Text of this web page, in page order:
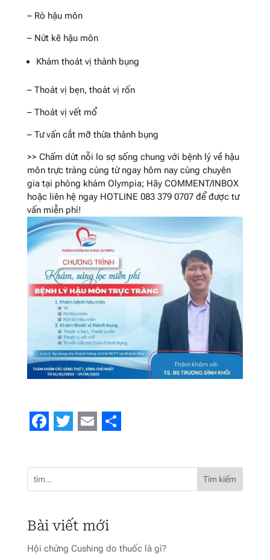
– Rò hậu môn
– Nứt kẽ hậu môn
Khám thoát vị thành bụng
– Thoát vị bẹn, thoát vị rốn
– Thoát vị vết mổ
– Tư vấn cắt mỡ thừa thành bụng
>> Chấm dứt nỗi lo sợ sống chung với bệnh lý về hậu
môn trực tràng cùng từ ngay hôm nay cùng chuyên
gia tại phòng khám Olympia; Hãy COMMENT/INBOX
hoặc liên hệ ngay HOTLINE 083 379 0707 để được tư
vấn miễn phí!
Tìm kiếm
Bài viết mới
Hội chứng Cushing do thuốc là gì?